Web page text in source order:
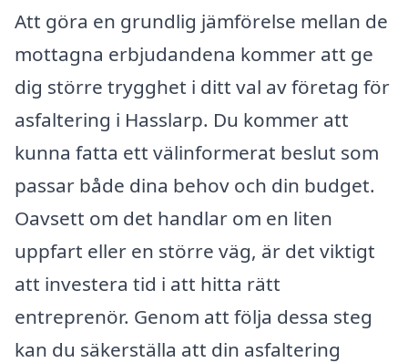
Att göra en grundlig jämförelse mellan de
mottagna erbjudandena kommer att ge
dig större trygghet i ditt val av företag för
asfaltering i Hasslarp. Du kommer att
kunna fatta ett välinformerat beslut som
passar både dina behov och din budget.
Oavsett om det handlar om en liten
uppfart eller en större väg, är det viktigt
att investera tid i att hitta rätt
entreprenör. Genom att följa dessa steg
kan du säkerställa att din asfaltering